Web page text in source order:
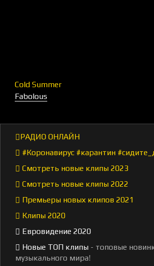
Cold Summer
Fabolous
РАДИО ОНЛАЙН
#Коронавирус #карантин
Смотреть новые клипы 2023
Смотреть новые клипы 2022
Премьеры новых клипов 2021
Клипы 2020
Евровидение 2020
Новые ТОП клипы - топовые
музыкального мира!